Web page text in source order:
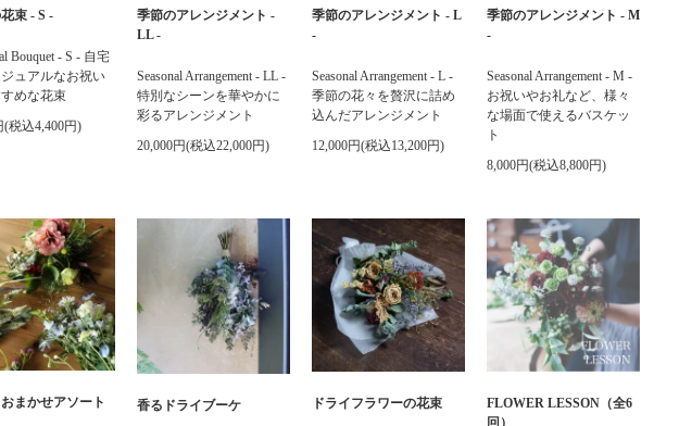
束 - S -
Bouquet - S - 自宅
ュアルなお祝い
めな花束
(税込4,400円)
季節のアレンジメント -
LL -
Seasonal Arrangement - LL -
特別なシーンを華やかに
彩るアレンジメント
20,000円(税込22,000円)
季節のアレンジメント - L
-
Seasonal Arrangement - L -
季節の花々を贅沢に詰め
込んだアレンジメント
12,000円(税込13,200円)
季節のアレンジメント - M
-
Seasonal Arrangement - M -
お祝いやお礼など、様々
な場面で使えるバスケッ
ト
8,000円(税込8,800円)
まかせアソート 香るドライブーケ ドライフラワーの花束
FLOWER LESSON（全6
回）